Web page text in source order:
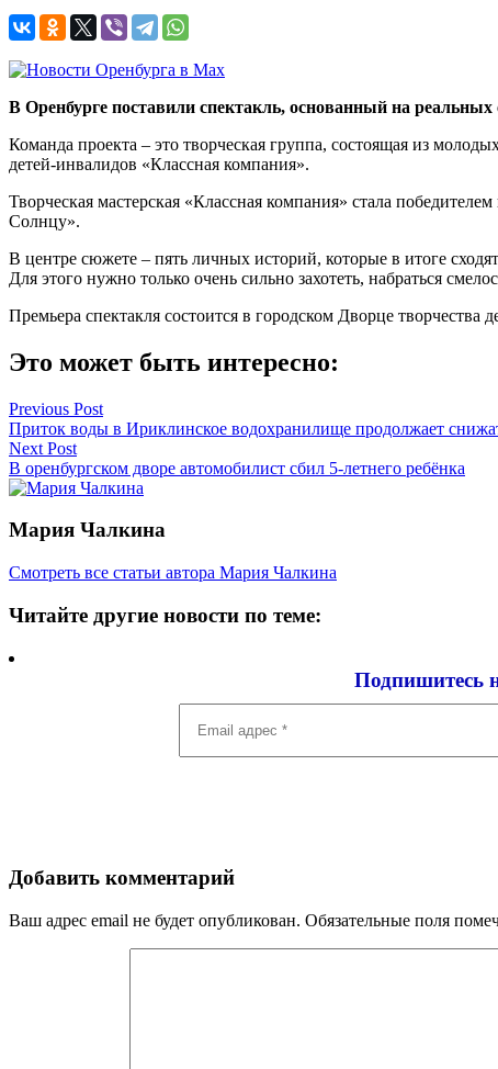
В Оренбурге поставили спектакль, основанный на
Команда проекта – это творческая группа, состоящая из
детей-инвалидов «Классная компания».
Творческая мастерская «Классная компания» стала
Солнцу».
В центре сюжете – пять личных историй, которые в итоге
Для этого нужно только очень сильно захотеть, набраться
Премьера спектакля состоится в городском Дворце творчества
Это может быть интересно:
Навигация
по
записям
Previous Post
Приток воды в Ириклинское водохранилище продолжает
Next Post
В оренбургском дворе автомобилист сбил 5-летнего ребёнка
Мария Чалкина
Смотреть все статьи автора Мария Чалкина
Читайте другие новости по теме:
Подпишитесь
адрес
*
Добавить комментарий
Ваш адрес email не будет опубликован. Обязательные поля